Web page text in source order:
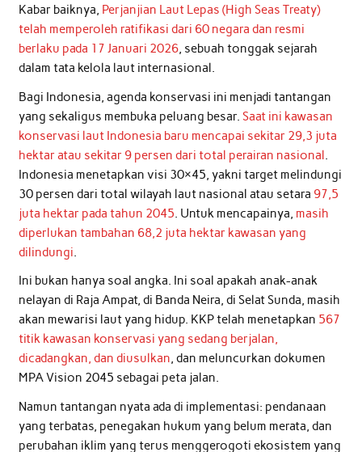
Kabar baiknya, Perjanjian Laut Lepas (High Seas Treaty)
telah memperoleh ratifikasi dari 60 negara dan resmi
berlaku pada 17 Januari 2026, sebuah tonggak sejarah
dalam tata kelola laut internasional.
Bagi Indonesia, agenda konservasi ini menjadi tantangan
yang sekaligus membuka peluang besar. Saat ini kawasan
konservasi laut Indonesia baru mencapai sekitar 29,3 juta
hektar atau sekitar 9 persen dari total perairan nasional.
Indonesia menetapkan visi 30×45, yakni target melindungi
30 persen dari total wilayah laut nasional atau setara 97,5
juta hektar pada tahun 2045. Untuk mencapainya, masih
diperlukan tambahan 68,2 juta hektar kawasan yang
dilindungi.
Ini bukan hanya soal angka. Ini soal apakah anak-anak
nelayan di Raja Ampat, di Banda Neira, di Selat Sunda, masih
akan mewarisi laut yang hidup. KKP telah menetapkan 567
titik kawasan konservasi yang sedang berjalan,
dicadangkan, dan diusulkan, dan meluncurkan dokumen
MPA Vision 2045 sebagai peta jalan.
Namun tantangan nyata ada di implementasi: pendanaan
yang terbatas, penegakan hukum yang belum merata, dan
perubahan iklim yang terus menggerogoti ekosistem yang